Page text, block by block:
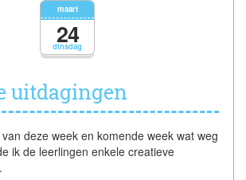
dinsdag
maart
24
uitdagingen
deze week en komende week wat weg
ik de leerlingen enkele creatieve